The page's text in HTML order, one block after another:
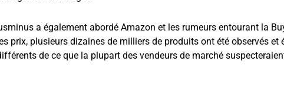
a également abordé Amazon et les rumeurs entourant la
prix, plusieurs dizaines de milliers de produits ont été observés et
de ce que la plupart des vendeurs de marché